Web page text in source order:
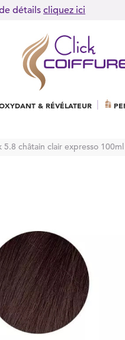
détails cliquez ici
& RÉVÉLATEUR
châtain clair expresso 100ml